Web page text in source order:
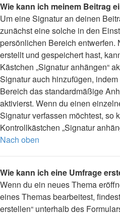
Wie kann ich meinem Beitrag
Um eine Signatur an deinen
zunächst eine solche in den
persönlichen Bereich entwerfen.
erstellt und gespeichert hast,
Kästchen „Signatur anhängen“
Signatur auch hinzufügen,
Bereich das standardmäßige
aktivierst. Wenn du einen
Signatur verfassen möchtest, so
Kontrollkästchen „Signatur
Nach oben
Wie kann ich eine Umfrage
Wenn du ein neues Thema
eines Themas bearbeitest,
erstellen“ unterhalb des